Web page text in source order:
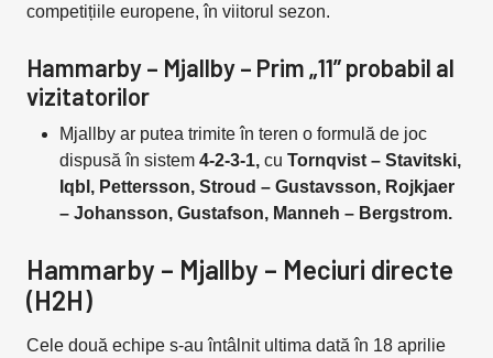
competițiile europene, în viitorul sezon.
Hammarby – Mjallby – Prim „11” probabil al
vizitatorilor
Mjallby ar putea trimite în teren o formulă de joc
dispusă în sistem 4-2-3-1, cu Tornqvist – Stavitski,
Iqbl, Pettersson, Stroud – Gustavsson, Rojkjaer
– Johansson, Gustafson, Manneh – Bergstrom.
Hammarby – Mjallby – Meciuri directe
(H2H)
Cele două echipe s-au întâlnit ultima dată în 18 aprilie